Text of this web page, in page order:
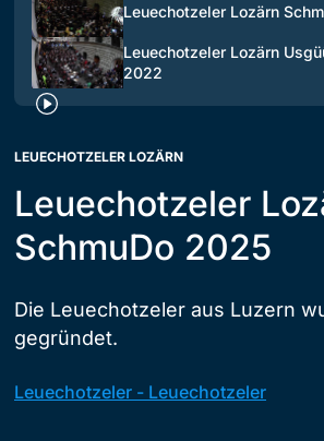
Leuechotzeler Lozärn
Leuechotzeler Lozärn
2022
LEUECHOTZELER LOZÄRN
Leuechotzeler
SchmuDo 2025
Die Leuechotzeler aus Luzern
gegründet.
Leuechotzeler - Leuechotzeler